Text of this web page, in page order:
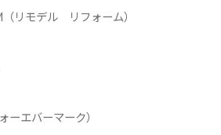
（リモデル リフォーム）
ーエバーマーク）